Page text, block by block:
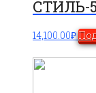
СТИЛЬ-
14,100.00₽